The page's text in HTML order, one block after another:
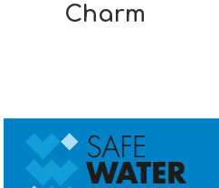
Charm